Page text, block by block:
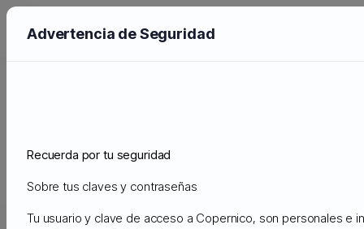
Errores Comunes Aplicaciones Externas
Soporte
Advertencia de Seguridad
Recuerda por tu seguridad
Sobre tus claves y contraseñas
Tu usuario y clave de acceso a Copernico, son personales e